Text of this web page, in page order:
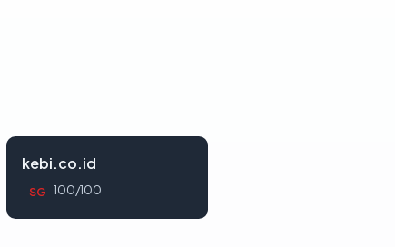
kebi.co.id
SG 100/100